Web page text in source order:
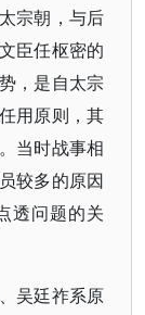
宗朝，与后
臣任枢密的
，是自太宗
用原则，其
当时战事相
较多的原因
透问题的关
吴廷祚系原